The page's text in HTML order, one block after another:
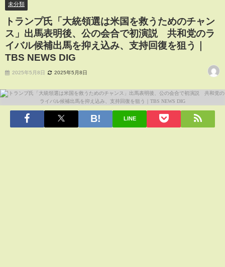
未分類
トランプ氏「大統領選は米国を救うためのチャン
ス」出馬表明後、公の会合で初演説 共和党のラ
イバル候補出馬を抑え込み、支持回復を狙う｜
TBS NEWS DIG
2025年5月8日 2025年5月8日
LINE